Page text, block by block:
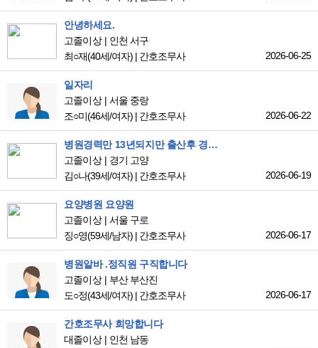
안녕하세요.
고졸이상
인천 서구
최○재(40세/여자) | 간호조무사 2026-06-25
일자리
고졸이상
서울 중랑
조○미(46세/여자) | 간호조무사 2026-06-22
병원경력만 13년되지만 출산후 경력단절이되었습니다. 일을 꼭!!하고싶어요!!!! ^^
고졸이상
경기 고양
김○나(39세/여자) | 간호조무사 2026-06-19
요양병원 요양원
고졸이상
서울 구로
징○영(59세/남자) | 간호조무사 2026-06-17
병원알바 .정직원 구직합니다
고졸이상
부산 부산진
도○정(43세/여자) | 간호조무사 2026-06-17
간호조무사 희망합니다
대졸이상
인천 남동